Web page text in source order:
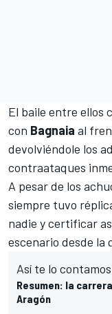
El baile entre ellos
con Bagnaia al
devolviéndole los
contraataques
A pesar de los
siempre tuvo
nadie y certificar
escenario desde la
Así te lo
Resumen: la
Aragón